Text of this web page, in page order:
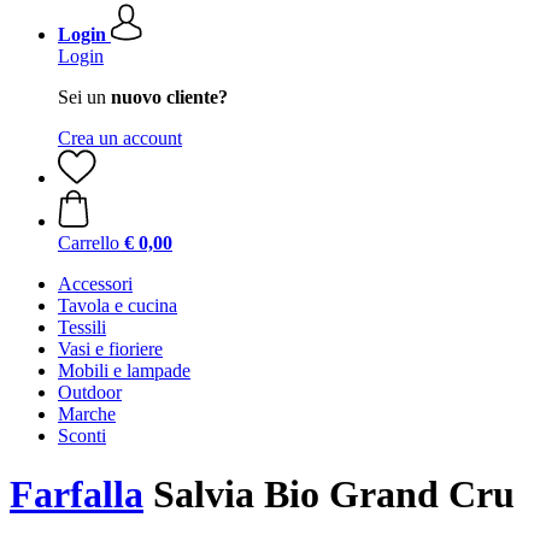
Login
Login
Sei un nuovo cliente?
Crea un account
Carrello € 0,00
Accessori
Tavola e cucina
Tessili
Vasi e fioriere
Mobili e lampade
Outdoor
Marche
Sconti
Farfalla Salvia Bio Grand Cru